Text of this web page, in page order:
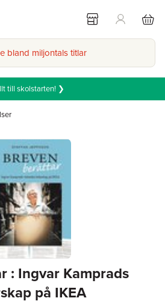
bland miljontals titlar
till skolstarten! ❯
: Ingvar Kamprads
på IKEA